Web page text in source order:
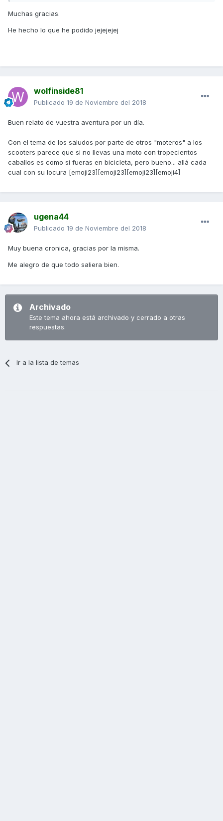
Muchas gracias.
He hecho lo que he podido jejejejej
wolfinside81
Publicado 19 de Noviembre del 2018
Buen relato de vuestra aventura por un día.
Con el tema de los saludos por parte de otros "moteros" a los
scooters parece que si no llevas una moto con tropecientos
caballos es como si fueras en bicicleta, pero bueno... allá cada
cual con su locura [emoji23][emoji23][emoji23][emoji4]
ugena44
Publicado 19 de Noviembre del 2018
Muy buena cronica, gracias por la misma.
Me alegro de que todo saliera bien.
Archivado
Este tema ahora está archivado y cerrado a otras
respuestas.
Ir a la lista de temas